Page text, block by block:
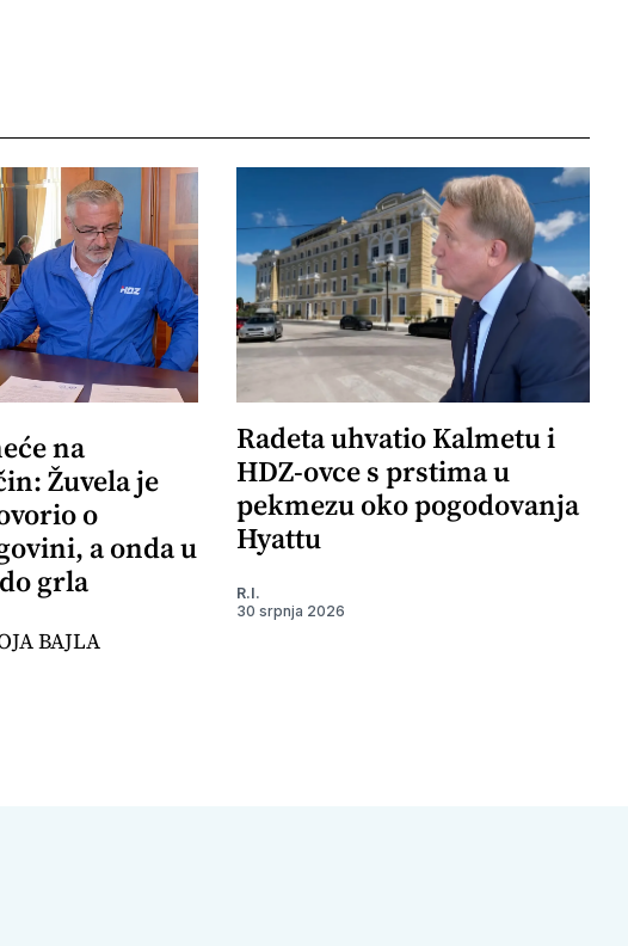
na
Žuvela je
o
a onda u
grla
BAJLA
Radeta uhvatio Kalmetu i
HDZ-ovce s prstima u
pekmezu oko pogodovanja
Hyattu
R.I.
30 srpnja 2026